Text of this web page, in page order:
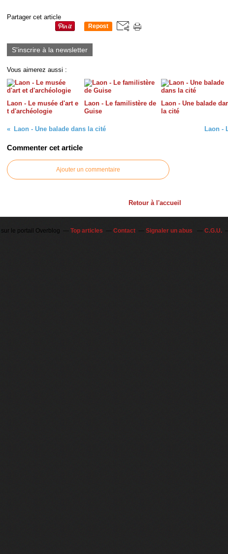
Partager cet article
Repost
S'inscrire à la newsletter
Vous aimerez aussi :
Laon - Le musée d'art e
t d'archéologie
Laon - Le familistère de
Guise
Laon - Une balade
la cité
Laon - Une balade dans la cité Laon -
Commenter cet article
Ajouter un commentaire
Retour à l'accueil
sur le portail Overblog Top articles Contact Signaler un abus C.G.U.